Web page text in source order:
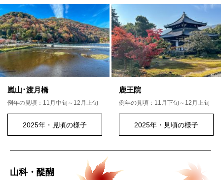
嵐山･渡月橋
例年の見頃：11月中旬～12月上旬
2025年・見頃の様子
鹿王院
例年の見頃：11月下旬～12月上旬
2025年・見頃の様子
山科・醍醐